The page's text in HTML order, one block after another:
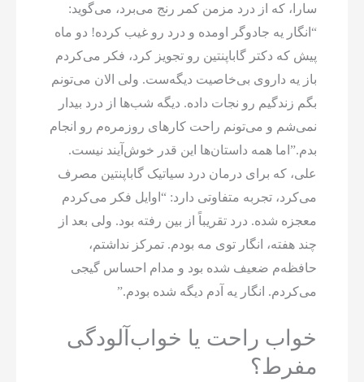
سارا، که از درد مزمن کمر رنج می‌برد، می‌گوید:
“انگار یه جادوگر اومده و درد رو غیب کرده! دو ماه
پیش که دکتر گاباپنتین رو تجویز کرد، فکر می‌کردم
باز یه داروی بی‌خاصیت دیگه‌ست. ولی الان می‌تونم
بگم زندگیم رو نجات داده. دیگه شب‌ها از درد بیدار
نمی‌شم و می‌تونم راحت کارهای روزمره‌م رو انجام
بدم.”اما همه داستان‌ها این قدر خوش‌آیند نیست.
علی، که برای درمان درد سیاتیک گاباپنتین مصرف
می‌کرد، تجربه متفاوتی دارد: “اوایل فکر می‌کردم
معجزه شده. درد تقریباً از بین رفته بود. ولی بعد از
چند هفته، انگار توی مه بودم. تمرکز نداشتم،
حافظه‌م ضعیف شده بود و مدام احساس گیجی
می‌کردم. انگار یه آدم دیگه شده بودم.”
خواب راحت یا خواب‌آلودگی
مفرط؟